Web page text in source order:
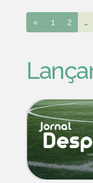
« 1 2 ...